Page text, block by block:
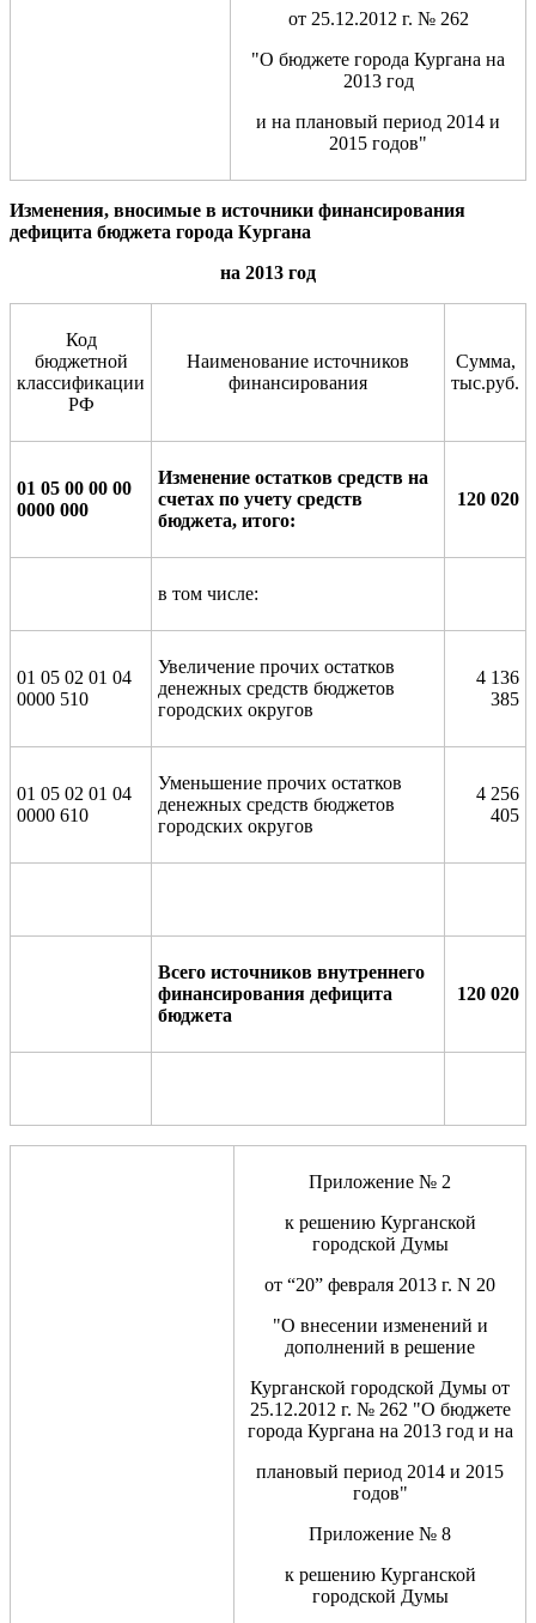
от 25.12.2012 г. № 262
"О бюджете города Кургана на
2013 год
и на плановый период 2014 и
2015 годов"
Изменения, вносимые в источники финансирования
дефицита бюджета города Кургана
на 2013 год
Код
бюджетной
классификации
РФ
Наименование источников
финансирования
Сумма,
тыс.руб.
01 05 00 00 00
0000 000
Изменение остатков средств на
счетах по учету средств
бюджета, итого:
120 020
в том числе:
01 05 02 01 04
0000 510
Увеличение прочих остатков
денежных средств бюджетов
городских округов
4 136
385
01 05 02 01 04
0000 610
Уменьшение прочих остатков
денежных средств бюджетов
городских округов
4 256
405
Всего источников внутреннего
финансирования дефицита
бюджета
120 020
Приложение № 2
к решению Курганской
городской Думы
от “20” февраля 2013 г. N 20
"О внесении изменений и
дополнений в решение
Курганской городской Думы от
25.12.2012 г. № 262 "О бюджете
города Кургана на 2013 год и на
плановый период 2014 и 2015
годов"
Приложение № 8
к решению Курганской
городской Думы